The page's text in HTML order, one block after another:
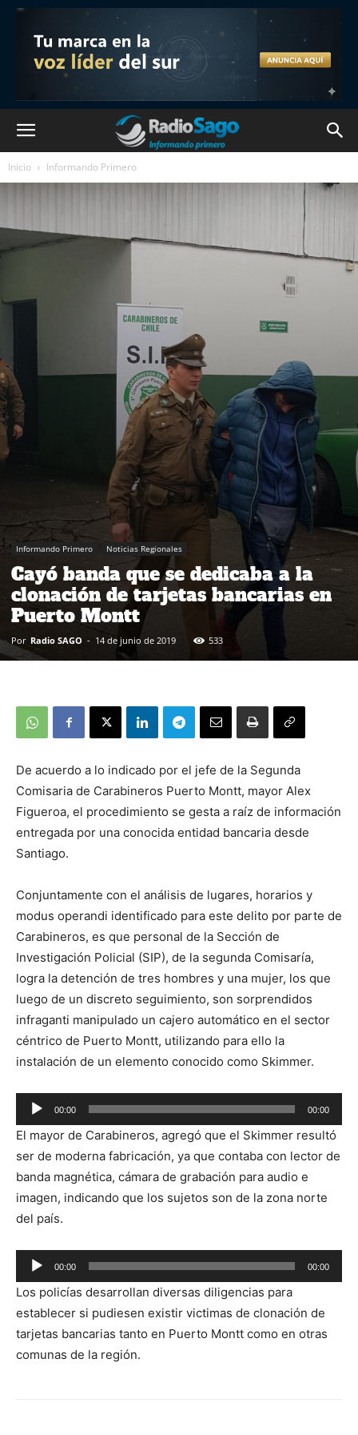
Inicio Informando Primero
Informando Primero Noticias Regionales
Cayó banda que se dedicaba a la
clonación de tarjetas bancarias en
Puerto Montt
Por Radio SAGO - 14 de junio de 2019 533
De acuerdo a lo indicado por el jefe de la Segunda
Comisaria de Carabineros Puerto Montt, mayor Alex
Figueroa, el procedimiento se gesta a raíz de información
entregada por una conocida entidad bancaria desde
Santiago.
Conjuntamente con el análisis de lugares, horarios y
modus operandi identificado para este delito por parte de
Carabineros, es que personal de la Sección de
Investigación Policial (SIP), de la segunda Comisaría,
logra la detención de tres hombres y una mujer, los que
luego de un discreto seguimiento, son sorprendidos
infraganti manipulado un cajero automático en el sector
céntrico de Puerto Montt, utilizando para ello la
instalación de un elemento conocido como Skimmer.
Reproductor
de
audio
00:00 00:00
El mayor de Carabineros, agregó que el Skimmer resultó
ser de moderna fabricación, ya que contaba con lector de
banda magnética, cámara de grabación para audio e
imagen, indicando que los sujetos son de la zona norte
del país.
Reproductor
de
audio
00:00 00:00
Los policías desarrollan diversas diligencias para
establecer si pudiesen existir victimas de clonación de
tarjetas bancarias tanto en Puerto Montt como en otras
comunas de la región.